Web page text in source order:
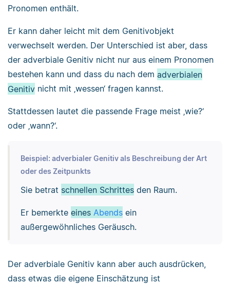
Pronomen enthält.
Er kann daher leicht mit dem Genitivobjekt
verwechselt werden. Der Unterschied ist aber, dass
der adverbiale Genitiv nicht nur aus einem Pronomen
bestehen kann und dass du nach dem adverbialen
Genitiv nicht mit ‚wessen‘ fragen kannst.
Stattdessen lautet die passende Frage meist ‚wie?‘
oder ‚wann?‘.
Beispiel: adverbialer Genitiv als Beschreibung der Art
oder des Zeitpunkts
Sie betrat schnellen Schrittesden Raum.
Er bemerkte eines Abendsein
außergewöhnliches Geräusch.
Der adverbiale Genitiv kann aber auch ausdrücken,
dass etwas die eigene Einschätzung ist